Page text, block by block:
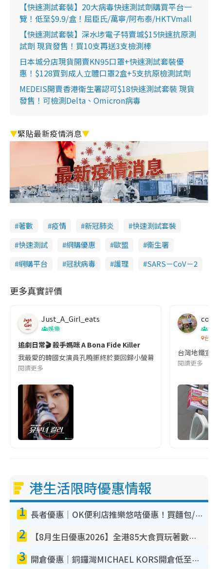
【快速測試套裝】20大病毒快速測試劑購買平台一
覽！低至$9.9/盒！屈臣氏/萬寧/阿布泰/HKTVmall
【快速測試套裝】深水埗電子特賣城$15快速抗原測
試劑 現貨發售！買10支再送3支檢測棒
日本城分店現貨開賣KN95口罩+快速測試套裝優
惠！$128買到成人立體口罩2盒+5支抗原檢測試劑
MEDEIS開賣香港衛生署認可$18快速測試套裝 現貨
發售！可檢測Delta、Omicron病毒
▼緊貼最新疫情消息▼
著數 疫情 新冠肺炎
快速測試套裝
快速測試
網購優惠 歐盟
衞生署
網購平台
冠狀病毒 護理 SARS－CoV－2
更多真實評價
Just_A_Girl_eats
娛樂
追劇日常🎬 殺手媽咪 A Bona Fide Killer
我最愛的韓國女演員孔曉振終於要回歸小螢幕啦!這次的劇本改編
閱讀更多
co
吹
台灣
台灣地鐵宣
閱讀更多
港生活限時優惠情報
1 長者優惠｜OK便利店推樂悠咭優惠！買麵包/牛奶/保健品拍卡即減
2 【8月生日優惠2026】全港85大食買玩著數攻略 自助餐/火鍋放題同行免費＋誠品/DONKI送現金券
3 開倉優惠｜銅鑼灣MICHAEL KORS開倉低至17折！直擊$500起買手袋/銀包/鞋款 必買經典Jet Set系列